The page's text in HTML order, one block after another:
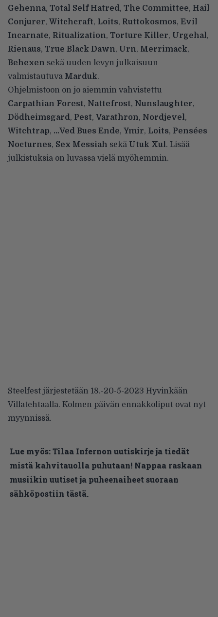
Gehenna, Total Self Hatred, The Committee, Hail
Conjurer, Witchcraft, Loits, Ruttokosmos, Evil
Incarnate, Ritualization, Torture Killer, Urgehal,
Rienaus, True Black Dawn, Urn, Merrimack,
Behexen sekä uuden levyn julkaisuun
valmistautuva Marduk.
Ohjelmistoon on jo aiemmin vahvistettu
Carpathian Forest, Nattefrost, Nunslaughter,
Dödheimsgard, Pest, Varathron, Nordjevel,
Witchtrap, …Ved Bues Ende, Ymir, Loits, Pensées
Nocturnes, Sex Messiah sekä Utuk Xul. Lisää
julkistuksia on luvassa vielä myöhemmin.
Steelfest järjestetään 18.-20-5-2023 Hyvinkään
Villatehtaalla. Kolmen päivän ennakkoliput ovat nyt
myynnissä.
Lue myös:Tilaa Infernon uutiskirje ja tiedät
mistä kahvitauolla puhutaan! Nappaa raskaan
musiikin uutiset ja puheenaiheet suoraan
sähköpostiin tästä.